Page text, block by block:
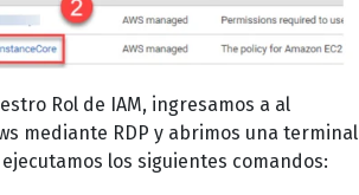
Rol de IAM, ingresamos a al
mediante RDP y abrimos una terminal
los siguientes comandos: